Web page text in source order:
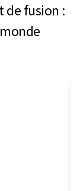
de fusion :